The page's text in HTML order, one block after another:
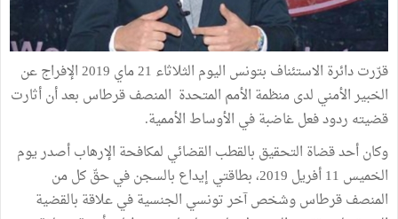
قرّرت دائرة الاستئناف بتونس اليوم الثلاثاء 21 ماي 2019 الإفراج عن
الخبير الأمني لدى منظمة الأمم المتحدة المنصف قرطاس بعد أن أثارت
قضيته ردود فعل غاضبة في الأوساط الأممية.
وكان أحد قضاة التحقيق بالقطب القضائي لمكافحة الإرهاب أصدر يوم
الخميس 11 أفريل 2019، بطاقتي إيداع بالسجن في حقّ كل من
المنصف قرطاس وشخص آخر تونسي الجنسية في علاقة بالقضية